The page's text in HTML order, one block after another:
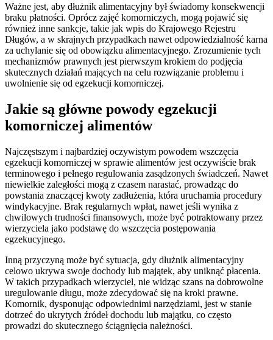
Ważne jest, aby dłużnik alimentacyjny był świadomy konsekwencji
braku płatności. Oprócz zajęć komorniczych, mogą pojawić się
również inne sankcje, takie jak wpis do Krajowego Rejestru
Długów, a w skrajnych przypadkach nawet odpowiedzialność karna
za uchylanie się od obowiązku alimentacyjnego. Zrozumienie tych
mechanizmów prawnych jest pierwszym krokiem do podjęcia
skutecznych działań mających na celu rozwiązanie problemu i
uwolnienie się od egzekucji komorniczej.
Jakie są główne powody egzekucji
komorniczej alimentów
Najczęstszym i najbardziej oczywistym powodem wszczęcia
egzekucji komorniczej w sprawie alimentów jest oczywiście brak
terminowego i pełnego regulowania zasądzonych świadczeń. Nawet
niewielkie zaległości mogą z czasem narastać, prowadząc do
powstania znaczącej kwoty zadłużenia, która uruchamia procedury
windykacyjne. Brak regularnych wpłat, nawet jeśli wynika z
chwilowych trudności finansowych, może być potraktowany przez
wierzyciela jako podstawę do wszczęcia postępowania
egzekucyjnego.
Inną przyczyną może być sytuacja, gdy dłużnik alimentacyjny
celowo ukrywa swoje dochody lub majątek, aby uniknąć płacenia.
W takich przypadkach wierzyciel, nie widząc szans na dobrowolne
uregulowanie długu, może zdecydować się na kroki prawne.
Komornik, dysponując odpowiednimi narzędziami, jest w stanie
dotrzeć do ukrytych źródeł dochodu lub majątku, co często
prowadzi do skutecznego ściągnięcia należności.